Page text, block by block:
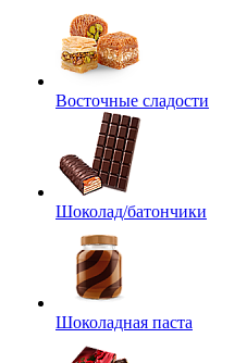
Восточные сладости
Шоколад/батончики
Шоколадная паста